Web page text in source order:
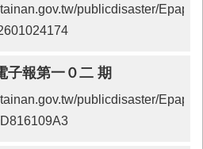
publicdisaster/
子報第一０二 期
publicdisaster/